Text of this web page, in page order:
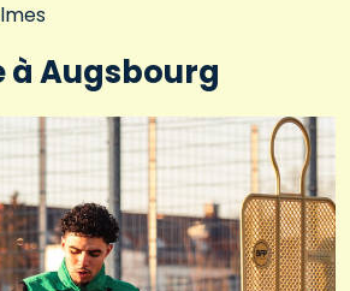
à Augsbourg